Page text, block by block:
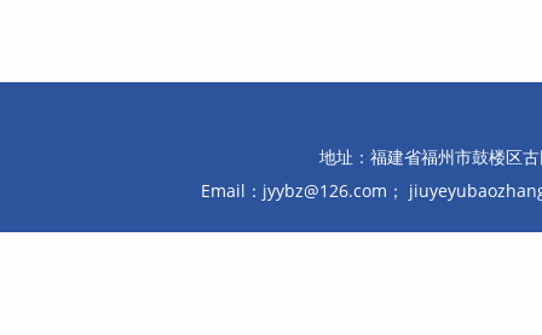
地址：福建省福州市鼓楼区
Email：jyybz@126.com；